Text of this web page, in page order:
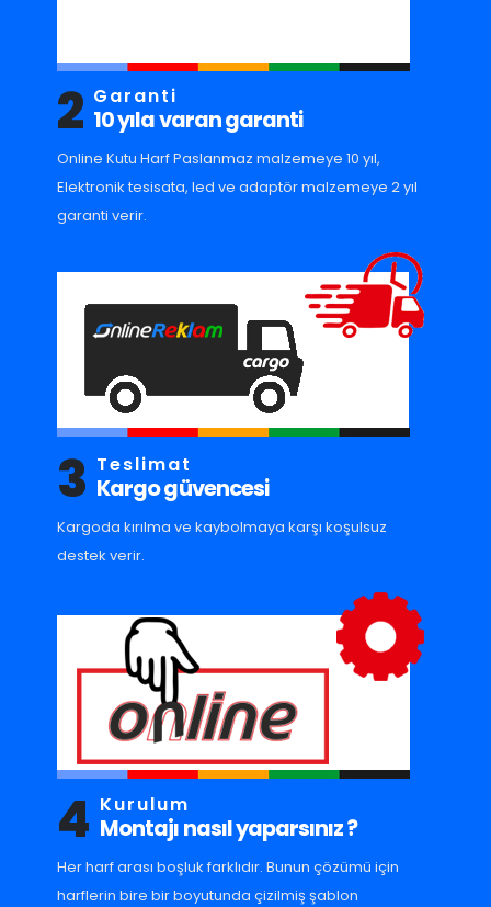
2 Garanti
10 yıla varan garanti
Online Kutu Harf Paslanmaz malzemeye 10 yıl,
Elektronik tesisata, led ve adaptör malzemeye 2 yıl
garanti verir.
3 Teslimat
Kargo güvencesi
Kargoda kırılma ve kaybolmaya karşı koşulsuz
destek verir.
4 Kurulum
Montajı nasıl yaparsınız ?
Her harf arası boşluk farklıdır. Bunun çözümü için
harflerin bire bir boyutunda çizilmiş şablon